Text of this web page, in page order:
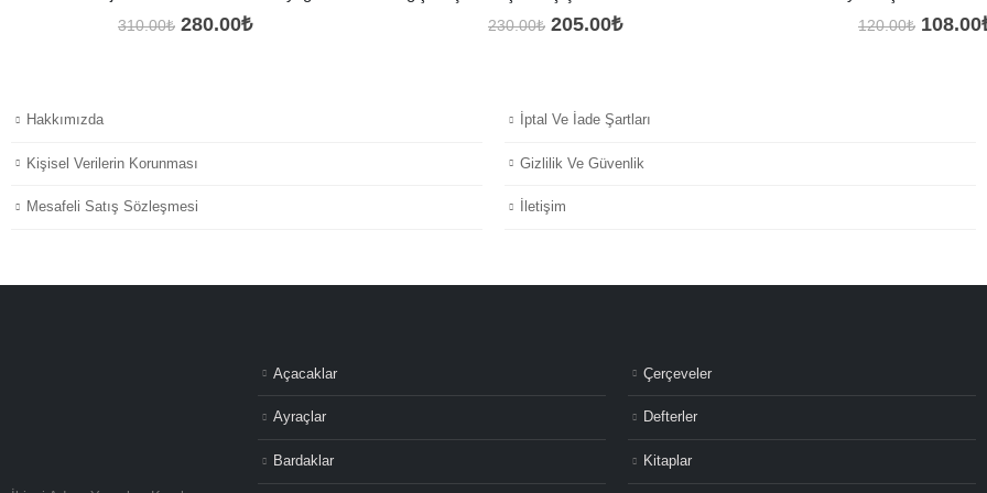
310.00₺ Orijinal
280.00₺Şu
230.00₺ Orijinal
205.00₺Şu
120.00₺ Orijinal
108.00
Hakkımızda
Kişisel Verilerin Korunması
Mesafeli Satış Sözleşmesi
İptal Ve İade Şartları
Gizlilik Ve Güvenlik
İletişim
Açacaklar
Ayraçlar
Bardaklar
Çerçeveler
Defterler
Kitaplar